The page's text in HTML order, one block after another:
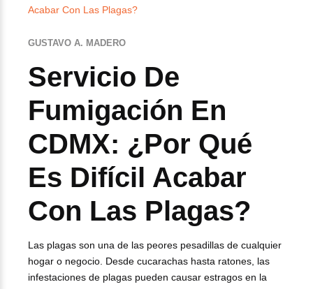
GUSTAVO A. MADERO
Servicio De
Fumigación En
CDMX: ¿Por Qué
Es Difícil Acabar
Con Las Plagas?
Las plagas son una de las peores pesadillas de cualquier
hogar o negocio. Desde cucarachas hasta ratones, las
infestaciones de plagas pueden causar estragos en la